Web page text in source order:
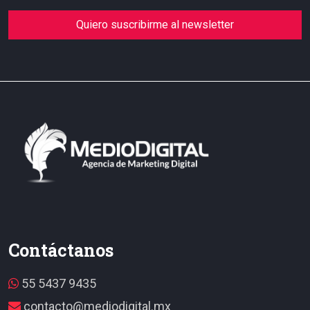
Quiero suscribirme al newsletter
Contáctanos
55 5437 9435
contacto@mediodigital.mx